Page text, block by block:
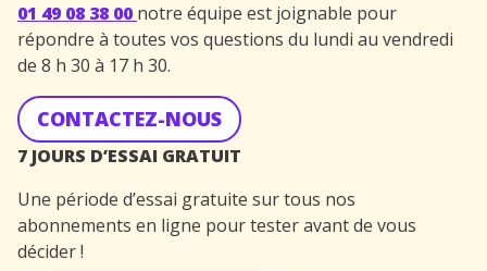
01 49 08 38 00 notre équipe est joignable pour
répondre à toutes vos questions du lundi au vendredi
de 8 h 30 à 17 h 30.
CONTACTEZ-NOUS
7 JOURS D’ESSAI GRATUIT
Une période d’essai gratuite sur tous nos
abonnements en ligne pour tester avant de vous
décider !